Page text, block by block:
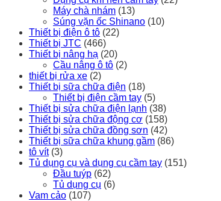
Máy chà nhám (13)
Súng vặn ốc Shinano (10)
Thiết bị điện ô tô (22)
Thiết bị JTC (466)
Thiết bị nâng hạ (20)
Cầu nâng ô tô (2)
thiết bị rửa xe (2)
Thiết bị sữa chữa điện (18)
Thiết bị điện cầm tay (5)
Thiết bị sửa chữa điện lạnh (38)
Thiết bị sửa chữa động cơ (158)
Thiết bị sửa chữa đồng sơn (42)
Thiết bị sữa chữa khung gầm (86)
tô vít (3)
Tủ dụng cụ và dụng cụ cầm tay (151)
Đầu tuýp (62)
Tủ dụng cụ (6)
Vam cảo (107)